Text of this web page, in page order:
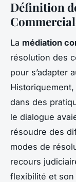
Définition
La médiation
résolution des
pour s’adapter
dans des
le dialogue
résoudre des
modes de
recours
flexibilité et son